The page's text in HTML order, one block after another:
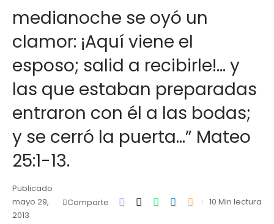
medianoche se oyó un
clamor: ¡Aquí viene el
esposo; salid a recibirle!… y
las que estaban preparadas
entraron con él a las bodas;
y se cerró la puerta…” Mateo
25:1-13.
Publicado
mayo 29,
2013
Comparte 10 Min lectura